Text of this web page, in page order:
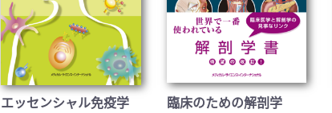
エッセンシャル免疫学
臨床のための解剖学